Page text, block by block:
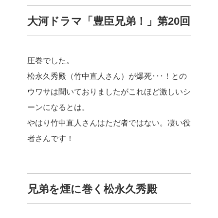
大河ドラマ「豊臣兄弟！」第20回
圧巻でした。
松永久秀殿（竹中直人さん）が爆死･･･！との
ウワサは聞いておりましたがこれほど激しいシ
ーンになるとは。
やはり竹中直人さんはただ者ではない。凄い役
者さんです！
兄弟を煙に巻く松永久秀殿